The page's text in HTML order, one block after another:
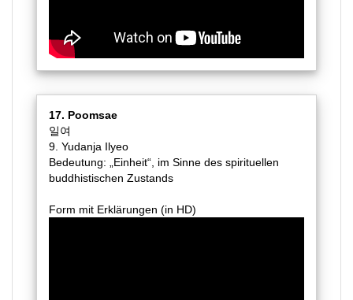
17. Poomsae
일여
9. Yudanja Ilyeo
Bedeutung: „Einheit“, im Sinne des spirituellen
buddhistischen Zustands
Form mit Erklärungen (in HD)